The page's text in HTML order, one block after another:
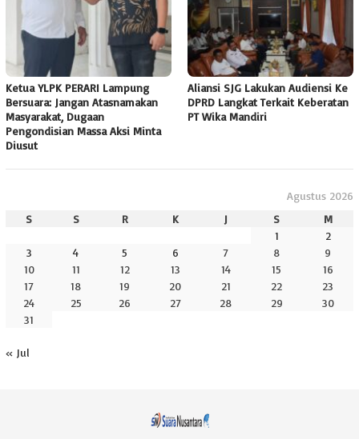
Ketua YLPK PERARI Lampung
Bersuara: Jangan Atasnamakan
Masyarakat, Dugaan
Pengondisian Massa Aksi Minta
Diusut
Aliansi SJG Lakukan Audiensi Ke
DPRD Langkat Terkait Keberatan
PT Wika Mandiri
Agustus 2026
S
S R K J S
M
1
2
3
4 5 6 7 8
9
10
11 12 13 14 15
16
17
18 19 20 21 22
23
24
25 26 27 28 29
30
31
« Jul